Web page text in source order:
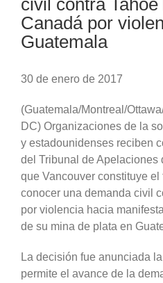
Canadá por
Guatemala
30 de enero de 2017
(Guatemala/Montreal/
DC) Organizaciones de la
y estadounidenses reciben
del Tribunal de Apelaciones
que Vancouver constituye
conocer una demanda civil
por violencia hacia
de su mina de plata en
La decisión fue anunciada
permite el avance de la